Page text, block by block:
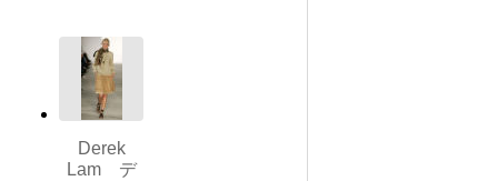
Derek
Lam デ